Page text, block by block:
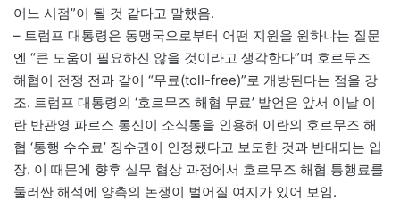
어느 시점”이 될 것 같다고 말했음.
– 트럼프 대통령은 동맹국으로부터 어떤 지원을 원하냐는 질문
엔 “큰 도움이 필요하진 않을 것이라고 생각한다”며 호르무즈
해협이 전쟁 전과 같이 “무료(toll-free)”로 개방된다는 점을 강
조. 트럼프 대통령의 ‘호르무즈 해협 무료’ 발언은 앞서 이날 이
란 반관영 파르스 통신이 소식통을 인용해 이란의 호르무즈 해
협 ‘통행 수수료’ 징수권이 인정됐다고 보도한 것과 반대되는 입
장. 이 때문에 향후 실무 협상 과정에서 호르무즈 해협 통행료를
둘러싼 해석에 양측의 논쟁이 벌어질 여지가 있어 보임.